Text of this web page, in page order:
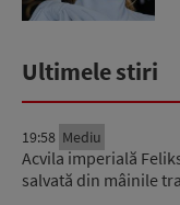
Ultimele stiri
19:58 Mediu
Acvila imperială
salvată din mâinile